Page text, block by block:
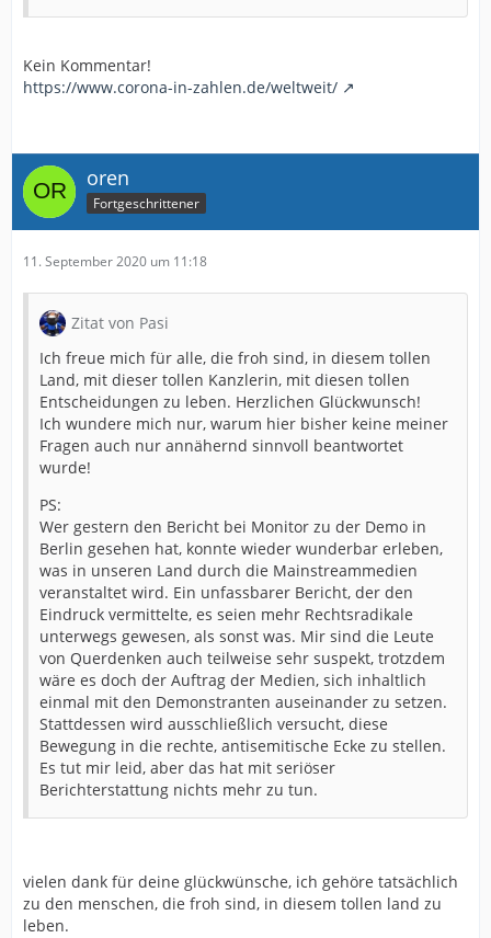
Kein Kommentar!
https://www.corona-in-zahlen.de/weltweit/
oren
Fortgeschrittener
11. September 2020 um 11:18
Zitat von Pasi
Ich freue mich für alle, die froh sind, in diesem tollen
Land, mit dieser tollen Kanzlerin, mit diesen tollen
Entscheidungen zu leben. Herzlichen Glückwunsch!
Ich wundere mich nur, warum hier bisher keine meiner
Fragen auch nur annähernd sinnvoll beantwortet
wurde!
PS:
Wer gestern den Bericht bei Monitor zu der Demo in
Berlin gesehen hat, konnte wieder wunderbar erleben,
was in unseren Land durch die Mainstreammedien
veranstaltet wird. Ein unfassbarer Bericht, der den
Eindruck vermittelte, es seien mehr Rechtsradikale
unterwegs gewesen, als sonst was. Mir sind die Leute
von Querdenken auch teilweise sehr suspekt, trotzdem
wäre es doch der Auftrag der Medien, sich inhaltlich
einmal mit den Demonstranten auseinander zu setzen.
Stattdessen wird ausschließlich versucht, diese
Bewegung in die rechte, antisemitische Ecke zu stellen.
Es tut mir leid, aber das hat mit seriöser
Berichterstattung nichts mehr zu tun.
vielen dank für deine glückwünsche, ich gehöre tatsächlich
zu den menschen, die froh sind, in diesem tollen land zu
leben.